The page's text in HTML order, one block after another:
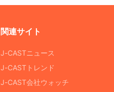
関連サイト
J-CASTニュース
J-CASTトレンド
J-CAST会社ウォッチ